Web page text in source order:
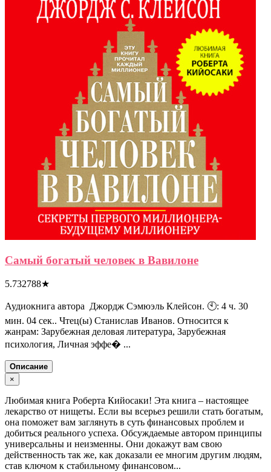
Самый богатый человек в Вавилоне
5.732788★
Аудиокнига автора Джордж Сэмюэль Клейсон. 🕙: 4 ч. 30
мин. 04 сек.. Чтец(ы) Станислав Иванов. Относится к
жанрам: Зарубежная деловая литература, Зарубежная
психология, Личная эффе� ...
Описание
×
Любимая книга Роберта Кийосаки! Эта книга – настоящее
лекарство от нищеты. Если вы всерьез решили стать богатым,
она поможет вам заглянуть в суть финансовых проблем и
добиться реального успеха. Обсуждаемые автором принципы
универсальны и неизменны. Они докажут вам свою
действенность так же, как доказали ее многим другим людям,
став ключом к стабильному финансовом...